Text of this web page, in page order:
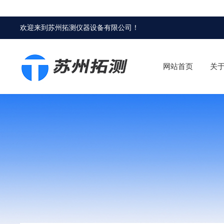
欢迎来到苏州拓测仪器设备有限公司 ！
网站首页 关